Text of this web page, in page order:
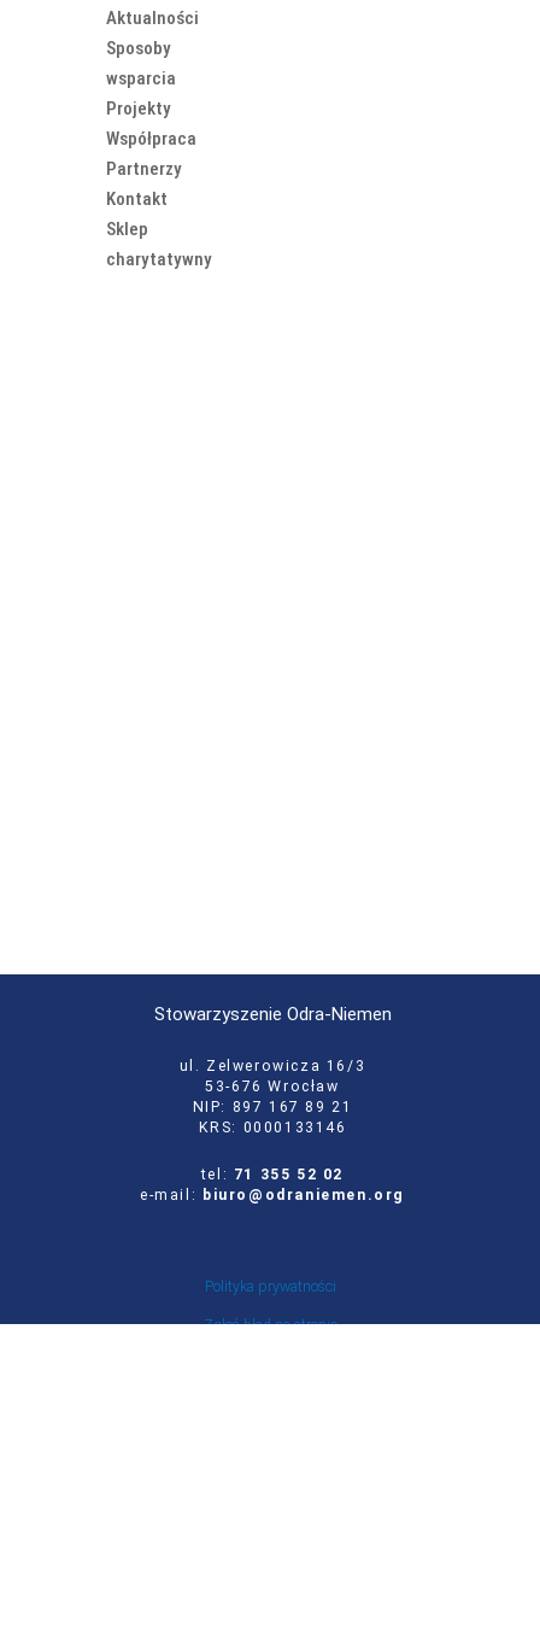
Aktualności
Sposoby
wsparcia
Projekty
Współpraca
Partnerzy
Kontakt
Sklep
charytatywny
Stowarzyszenie Odra-Niemen
ul. Zelwerowicza 16/3
53-676 Wrocław
NIP: 897 167 89 21
KRS: 0000133146
tel: 71 355 52 02
e-mail:
biuro@odraniemen.org
Polityka prywatności
Zgłoś błąd na stronie